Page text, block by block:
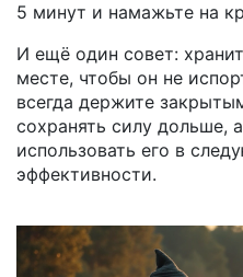
5 минут и намажьте на
И ещё один совет:
месте, чтобы он не
всегда держите
сохранять силу дольше,
использовать его в
эффективности.